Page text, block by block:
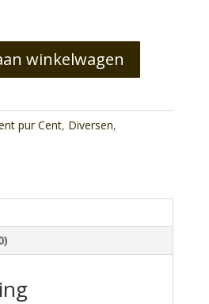
winkelwagen
pur Cent, Diversen,